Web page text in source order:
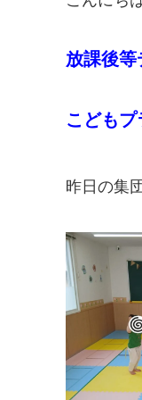
放課後
こども
昨日の集